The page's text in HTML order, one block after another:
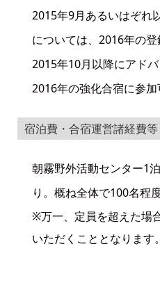
2015年9月あるいはぞれ
については、2016年の登
2015年10月以降にアドバ
2016年の強化合宿に参加
宿泊費・合宿運営諸経費等
朝霧野外活動センター1
り。概ね全体で100名程度
※万一、定員を超えた場
いただくこととなります。